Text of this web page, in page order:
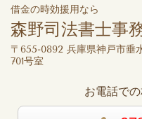
借金の時効援用なら
森野司法書士事
〒655-0892 兵庫県神戸市垂
701号室
お電話で